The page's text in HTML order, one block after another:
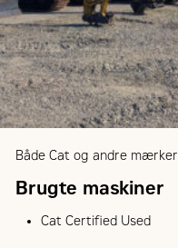
Både Cat og andre mærker
Brugte maskiner
Cat Certified Used